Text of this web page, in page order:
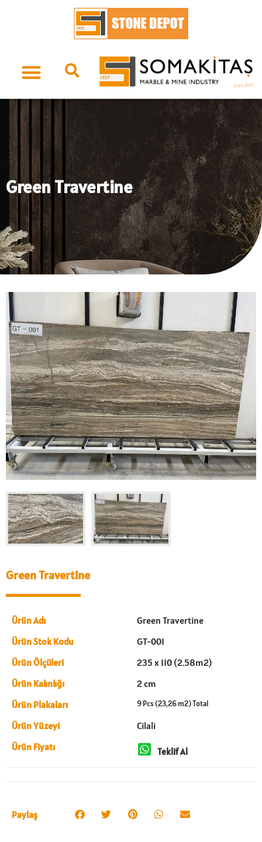
Green Travertine
Green Travertine
Ürün Adı
Green Travertine
Ürün Stok Kodu
GT-001
Ürün Ölçüleri
235 x 110 (2.58m2)
Ürün Kalınlığı
2 cm
Ürün Plakaları
9 Pcs (23,26 m2) Total
Ürün Yüzeyi
Cilali
Ürün Fiyatı
Teklif Al
Paylaş